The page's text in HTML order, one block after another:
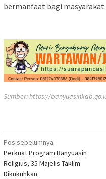
bermanfaat bagi masyarakat.
Sumber:https://
Navigasi
pos
Pos sebelumnya
Perkuat Program Banyuasin
Religius, 35 Majelis Taklim
Dikukuhkan